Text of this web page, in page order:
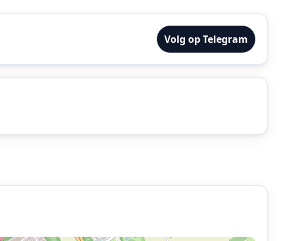
Volg op Telegram